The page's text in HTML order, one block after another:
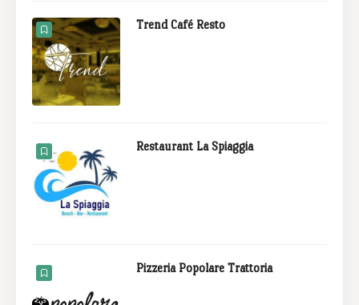
Trend Café Resto
Restaurant La Spiaggia
Pizzeria Popolare Trattoria